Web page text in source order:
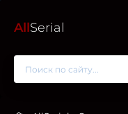
AllSerial